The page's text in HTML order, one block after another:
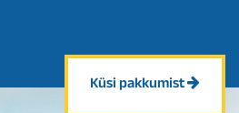
Küsi pakkumist